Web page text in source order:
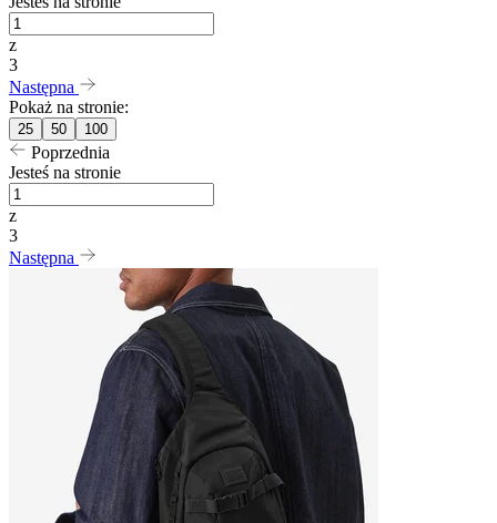
z
3
Następna
Pokaż na stronie:
25 50 100
Poprzednia
Jesteś na stronie
z
3
Następna